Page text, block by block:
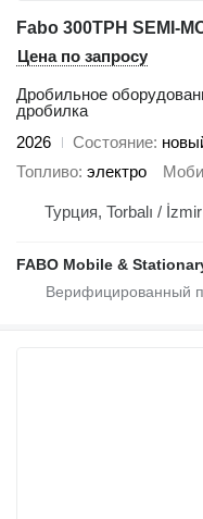
Цена по запросу
Дробильное
дробилка
2026
Состояние
Топливо электро
Турция, Torbalı / İzmir